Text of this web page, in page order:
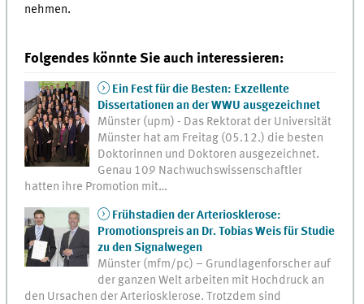
nehmen.
Folgendes könnte Sie auch interessieren:
Ein Fest für die Besten: Exzellente
Dissertationen an der WWU ausgezeichnet
Münster (upm) - Das Rektorat der Universität
Münster hat am Freitag (05.12.) die besten
Doktorinnen und Doktoren ausgezeichnet.
Genau 109 Nachwuchswissenschaftler
hatten ihre Promotion mit…
Frühstadien der Arteriosklerose:
Promotionspreis an Dr. Tobias Weis für Studie
zu den Signalwegen
Münster (mfm/pc) – Grundlagenforscher auf
der ganzen Welt arbeiten mit Hochdruck an
den Ursachen der Arteriosklerose. Trotzdem sind